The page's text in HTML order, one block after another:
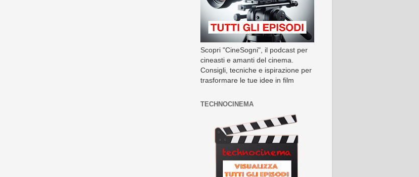
Scopri "CineSogni", il podcast per
cineasti e amanti del cinema.
Consigli, tecniche e ispirazione per
trasformare le tue idee in film
TECHNOCINEMA